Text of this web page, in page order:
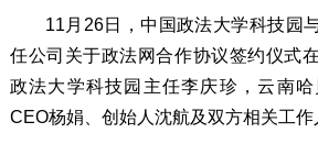
11月26日，中国政法大学科技园
任公司关于政法网合作协议签约仪式
政法大学科技园主任李庆珍，云南哈
CEO杨娟、创始人沈航及双方相关工作